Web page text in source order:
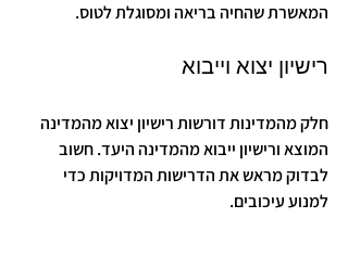
המאשרת שהחיה בריאה ומסוגלת לטוס.
רישיון יצוא וייבוא
חלק מהמדינות דורשות רישיון יצוא מהמדינה
המוצא ורישיון ייבוא מהמדינה היעד. חשוב
לבדוק מראש את הדרישות המדויקות כדי
למנוע עיכובים.